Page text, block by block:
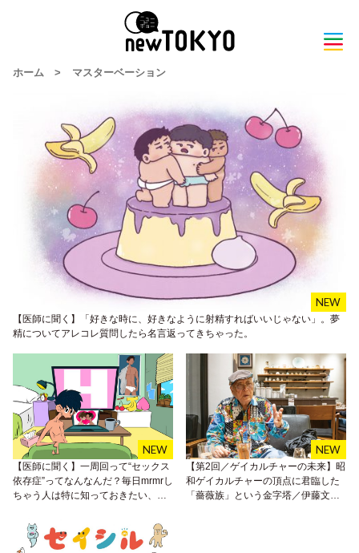
ホーム > マスターベーション
【医師に聞く】「好きな時に、好きなように射精すればいいじゃない」。夢
精についてアレコレ質問したら名言返ってきちゃった。
【医師に聞く】一周回って“セックス
依存症”ってなんなんだ？毎日mrmrし
ちゃう人は特に知っておきたい、依
【第2回／ゲイカルチャーの未来】昭
和ゲイカルチャーの頂点に君臨した
「薔薇族」という金字塔／伊藤文學